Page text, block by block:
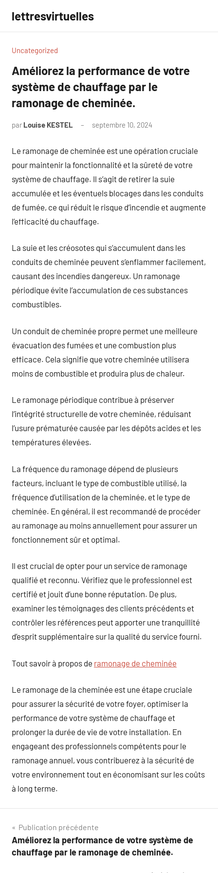
contenu
lettresvirtuelles
Uncategorized
Améliorez la performance de votre
système de chauffage par le
ramonage de cheminée.
par Louise KESTEL septembre 10, 2024
Le ramonage de cheminée est une opération cruciale
pour maintenir la fonctionnalité et la sûreté de votre
système de chauffage. Il s’agit de retirer la suie
accumulée et les éventuels blocages dans les conduits
de fumée, ce qui réduit le risque d’incendie et augmente
l’efficacité du chauffage.
La suie et les créosotes qui s’accumulent dans les
conduits de cheminée peuvent s’enflammer facilement,
causant des incendies dangereux. Un ramonage
périodique évite l’accumulation de ces substances
combustibles.
Un conduit de cheminée propre permet une meilleure
évacuation des fumées et une combustion plus
efficace. Cela signifie que votre cheminée utilisera
moins de combustible et produira plus de chaleur.
Le ramonage périodique contribue à préserver
l’intégrité structurelle de votre cheminée, réduisant
l’usure prématurée causée par les dépôts acides et les
températures élevées.
La fréquence du ramonage dépend de plusieurs
facteurs, incluant le type de combustible utilisé, la
fréquence d’utilisation de la cheminée, et le type de
cheminée. En général, il est recommandé de procéder
au ramonage au moins annuellement pour assurer un
fonctionnement sûr et optimal.
Il est crucial de opter pour un service de ramonage
qualifié et reconnu. Vérifiez que le professionnel est
certifié et jouit d’une bonne réputation. De plus,
examiner les témoignages des clients précédents et
contrôler les références peut apporter une tranquillité
d’esprit supplémentaire sur la qualité du service fourni.
Tout savoir à propos de ramonage de cheminée
Le ramonage de la cheminée est une étape cruciale
pour assurer la sécurité de votre foyer, optimiser la
performance de votre système de chauffage et
prolonger la durée de vie de votre installation. En
engageant des professionnels compétents pour le
ramonage annuel, vous contribuerez à la sécurité de
votre environnement tout en économisant sur les coûts
à long terme.
Navigation
de
Publication précédente
Améliorez la performance de votre système de
chauffage par le ramonage de cheminée.